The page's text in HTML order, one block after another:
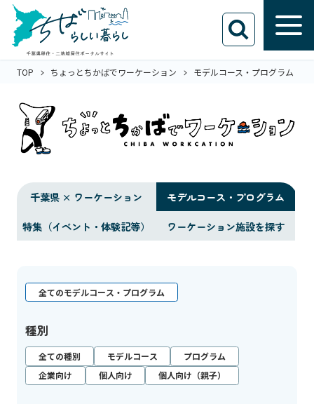
TOP ちょっとちかばでワーケーション モデルコース・プログラム
千葉県 × ワーケーション
モデルコース・プログラム
特集（イベント・体験記等）
ワーケーション施設を探す
全てのモデルコース・プログラム
種別
全ての種別 モデルコース
プログラム
企業向け
個人向け 個人向け（親子）